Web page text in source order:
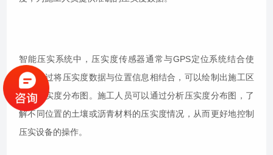
智能压实系统中，压实度传感器通常与GPS定位系统结合使
用。通过将压实度数据与位置信息相结合，可以绘制出施工区
域的压实度分布图。施工人员可以通过分析压实度分布图，了
解不同位置的土壤或沥青材料的压实度情况，从而更好地控制
压实设备的操作。